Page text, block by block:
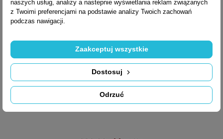
Szybki podgląd
Klamka MOOD ONE
C03
naszych usług, analizy a nastepnie wyświetlania reklam związanych
z Twoimi preferencjami na podstawie analizy Twoich zachowań
podczas nawigacji.
Odrzuć
Dostosuj
Zaakceptuj wszystkie